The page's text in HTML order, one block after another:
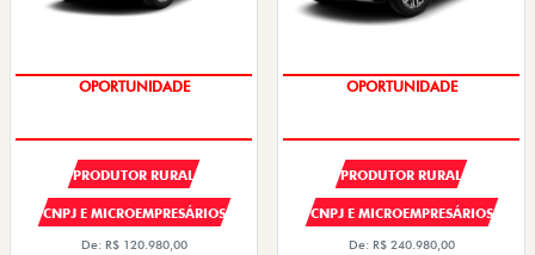
SUPER DESCONTO
PRODUTOR RURAL
CNPJ E MICROEMPRESÁRIOS
De: R$ 120.980,00
SUPER DESCONTO
PRODUTOR RURAL
CNPJ E MICROEMPRESÁRIOS
De: R$ 240.980,00